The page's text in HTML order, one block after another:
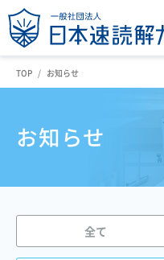
TOP お知らせ
お知らせ
全て